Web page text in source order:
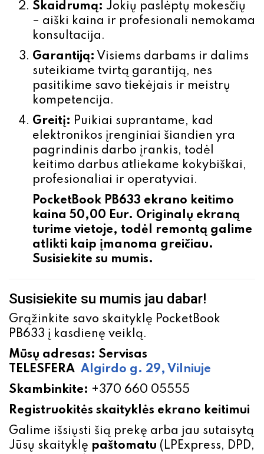
Skaidrumą: Jokių paslėptų mokesčių
– aiški kaina ir profesionali nemokama
konsultacija.
Garantiją: Visiems darbams ir dalims
suteikiame tvirtą garantiją, nes
pasitikime savo tiekėjais ir meistrų
kompetencija.
Greitį: Puikiai suprantame, kad
elektronikos įrenginiai šiandien yra
pagrindinis darbo įrankis, todėl
keitimo darbus atliekame kokybiškai,
profesionaliai ir operatyviai.
PocketBook PB633 ekrano keitimo
kaina 50,00 Eur. Originalų ekraną
turime vietoje, todėl remontą galime
atlikti kaip įmanoma greičiau.
Susisiekite su mumis.
Susisiekite su mumis jau dabar!
Grąžinkite savo skaityklę PocketBook
PB633 į kasdienę veiklą.
Mūsų adresas: Servisas
TELESFERA Algirdo g. 29, Vilniuje
Skambinkite: +370 660 05555
Registruokitės skaityklės ekrano keitimui
Galime išsiųsti šią prekę arba jau sutaisytą
Jūsų skaityklę paštomatu (LPExpress, DPD,